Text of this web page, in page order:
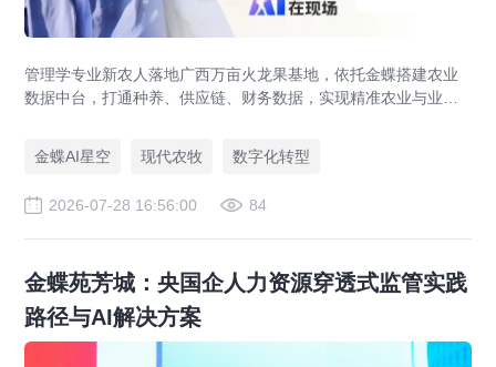
管理学专业新农人落地广西万亩火龙果基地，依托金蝶搭建农业
数据中台，打通种养、供应链、财务数据，实现精准农业与业财
金蝶AI星空
现代农牧 数字化转型
2026-07-28 16:56:00 84
金蝶苑芳城：央国企人力资源穿透式监管实践
路径与AI解决方案